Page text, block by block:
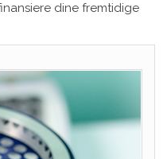
dine fremtidige